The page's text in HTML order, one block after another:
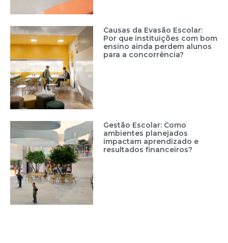
Causas da Evasão Escolar:
Por que instituições com bom
ensino ainda perdem alunos
para a concorrência?
Gestão Escolar: Como
ambientes planejados
impactam aprendizado e
resultados financeiros?